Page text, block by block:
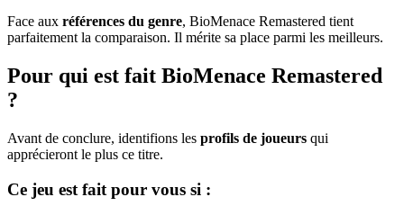
Face aux références du genre, BioMenace Remastered tient
parfaitement la comparaison. Il mérite sa place parmi les meilleurs.
Pour qui est fait BioMenace Remastered
?
Avant de conclure, identifions les profils de joueurs qui
apprécieront le plus ce titre.
Ce jeu est fait pour vous si :